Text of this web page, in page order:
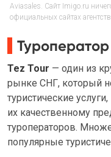
Aviasales. Сайт Imigo.ru
официальных сайтах
Туроператор
Tez Tour — один из
рынке СНГ, который
туристические
их качественному
туроператоров.
популярные